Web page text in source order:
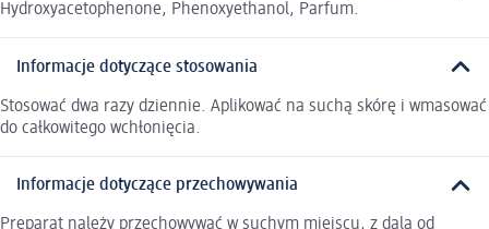
Hydroxyacetophenone, Phenoxyethanol, Parfum.
Informacje dotyczące stosowania
Stosować dwa razy dziennie. Aplikować na suchą skórę i wmasować
do całkowitego wchłonięcia.
Informacje dotyczące przechowywania
Preparat należy przechowywać w suchym miejscu, z dala od